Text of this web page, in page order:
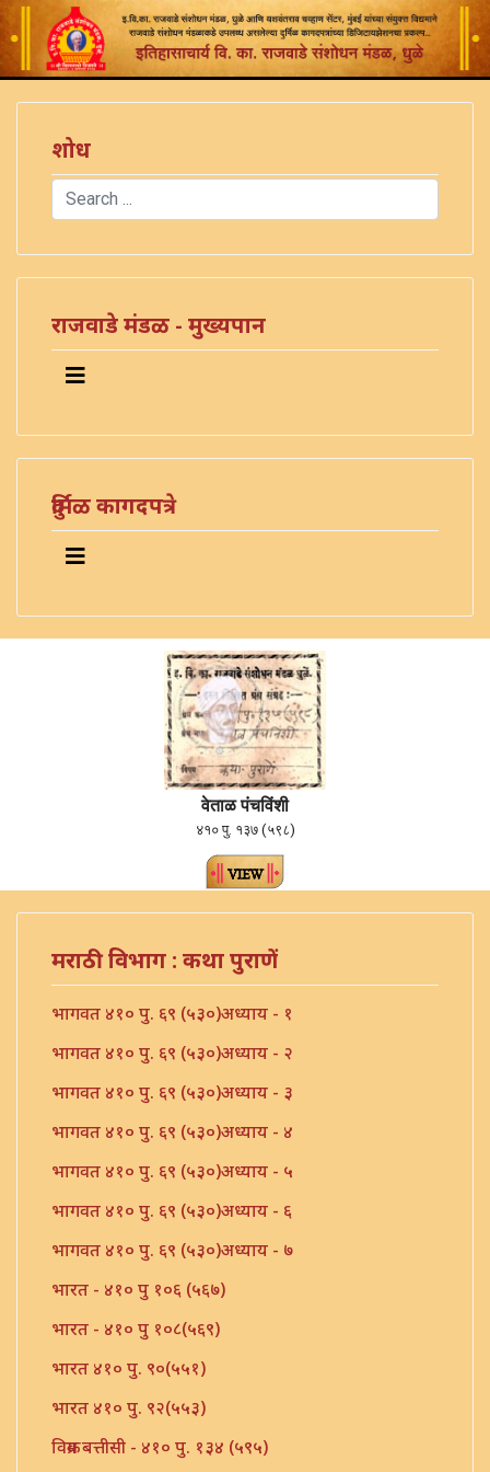
शोध
Search
राजवाडे मंडळ - मुख्यपान
दुर्मिळ कागदपत्रे
वेताळ पंचविंशी
४१० पु. १३७ (५९८)
मराठी विभाग : कथा पुराणें
भागवत ४१० पु. ६९ (५३०)अध्याय - १
भागवत ४१० पु. ६९ (५३०)अध्याय - २
भागवत ४१० पु. ६९ (५३०)अध्याय - ३
भागवत ४१० पु. ६९ (५३०)अध्याय - ४
भागवत ४१० पु. ६९ (५३०)अध्याय - ५
भागवत ४१० पु. ६९ (५३०)अध्याय - ६
भागवत ४१० पु. ६९ (५३०)अध्याय - ७
भारत - ४१० पु १०६ (५६७)
भारत - ४१० पु १०८(५६९)
भारत ४१० पु. ९०(५५१)
भारत ४१० पु. ९२(५५३)
विक्रम बत्तीसी - ४१० पु. १३४ (५९५)